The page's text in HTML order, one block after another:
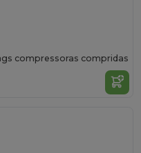
compressoras compridas